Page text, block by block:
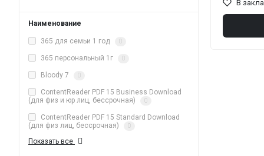
Наименование
365 для семьи 1 год 0
365 персональный 1г 0
Bloody 7 0
ContentReader PDF 15 Business Download
(для физ и юр лиц, бессрочная)
0
ContentReader PDF 15 Standard Download
(для физ лиц, бессрочная)
0
Показать все
В